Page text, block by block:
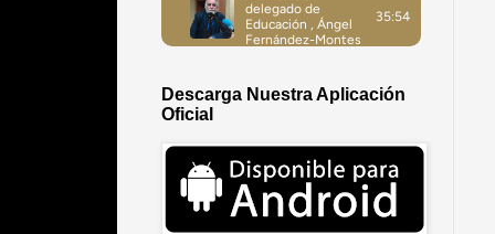
Descarga Nuestra Aplicación
Oficial